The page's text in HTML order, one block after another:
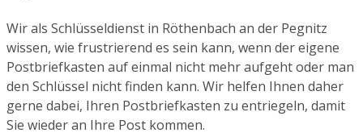
Wir als Schlüsseldienst in Röthenbach an der Pegnitz
wissen, wie frustrierend es sein kann, wenn der eigene
Postbriefkasten auf einmal nicht mehr aufgeht oder man
den Schlüssel nicht finden kann. Wir helfen Ihnen daher
gerne dabei, Ihren Postbriefkasten zu entriegeln, damit
Sie wieder an Ihre Post kommen.